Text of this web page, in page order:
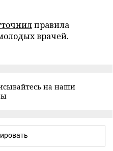
правила
врачей.
на наши